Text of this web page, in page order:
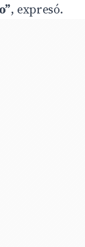
, expresó.